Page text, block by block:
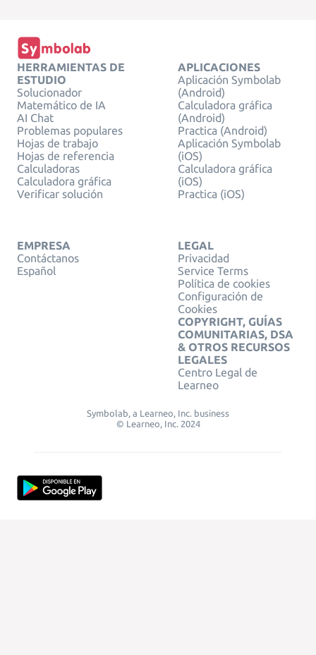
HERRAMIENTAS DE
ESTUDIO
Solucionador
Matemático de IA
AI Chat
Problemas populares
Hojas de trabajo
Hojas de referencia
Calculadoras
Calculadora gráfica
Verificar solución
APLICACIONES
Aplicación Symbolab
(Android)
Calculadora gráfica
(Android)
Practica (Android)
Aplicación Symbolab
(iOS)
Calculadora gráfica
(iOS)
Practica (iOS)
EMPRESA
Contáctanos
Español
LEGAL
Privacidad
Service Terms
Política de cookies
Configuración de
Cookies
COPYRIGHT, GUÍAS
COMUNITARIAS, DSA
& OTROS RECURSOS
LEGALES
Centro Legal de
Learneo
Symbolab, a Learneo, Inc. business
© Learneo, Inc. 2024